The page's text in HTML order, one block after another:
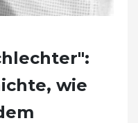
wie